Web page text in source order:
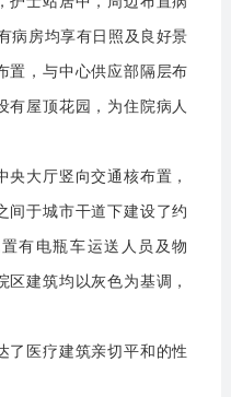
病房均享有日照及良好景
置，与中心供应部隔层布
有屋顶花园，为住院病人
大厅竖向交通核布置，
间于城市干道下建设了约
有电瓶车运送人员及物
建筑均以灰色为基调，
了医疗建筑亲切平和的性